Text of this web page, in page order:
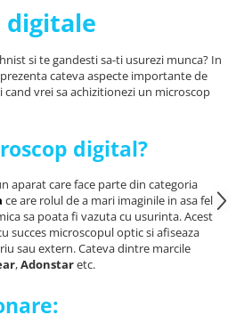
digitale
si te gandesti sa-ti usurezi munca? In
cateva aspecte importante de
vrei sa achizitionezi un microscop
digital?
aparat care face parte din categoria
ce are rolul de a mari imaginile in asa fel
sa poata fi vazuta cu usurinta. Acest
succes microscopul optic si afiseaza
sau extern. Cateva dintre marcile
,Adonstaretc.